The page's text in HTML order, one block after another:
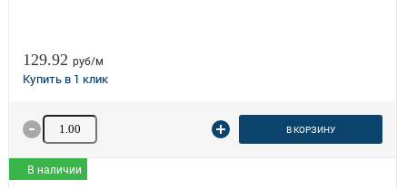
129.92 руб/м
Количество товара В КОРЗИНУ
В наличии